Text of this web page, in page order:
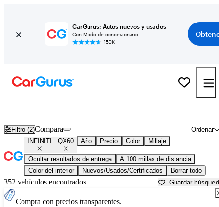
CarGurus: Autos nuevos y usados
Con Modo de concesionario
150K+
Filtro (2) Ordenar
Compara
INFINITI QX60 Año Precio Color Millaje
Ocultar resultados de entrega
A 100 millas de distancia
Color del interior
Nuevos/Usados/Certificados Borrar todo
352 vehículos encontrados Guardar
Compra con precios transparentes.